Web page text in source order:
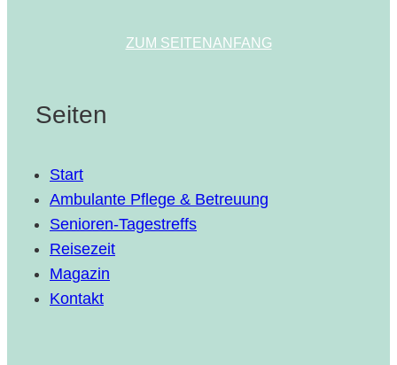
ZUM SEITENANFANG
Seiten
Start
Ambulante Pflege & Betreuung
Senioren-Tagestreffs
Reisezeit
Magazin
Kontakt